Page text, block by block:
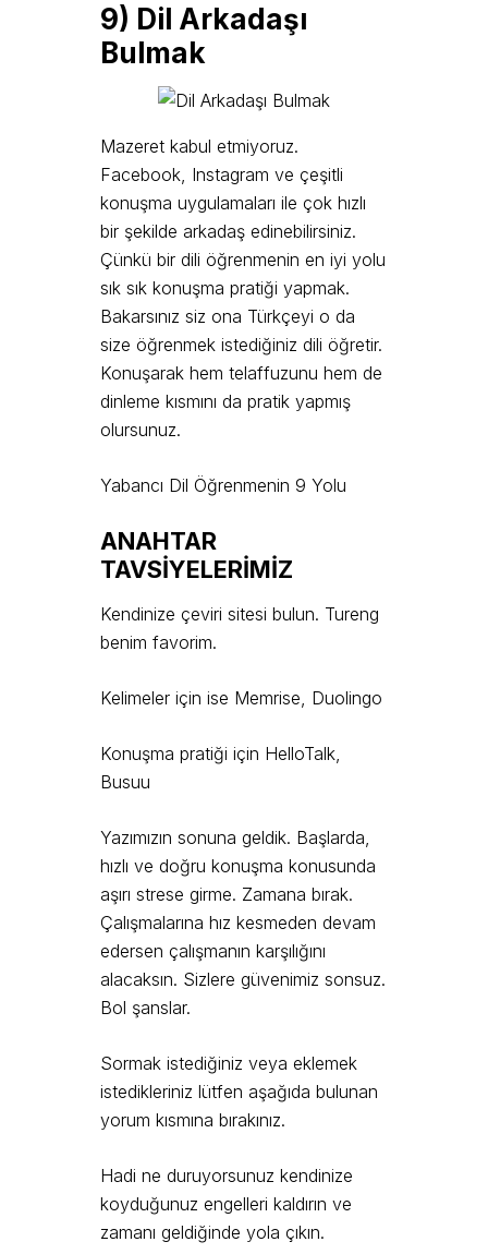
9) Dil Arkadaşı
Bulmak
Mazeret kabul etmiyoruz.
Facebook, Instagram ve çeşitli
konuşma uygulamaları ile çok hızlı
bir şekilde arkadaş edinebilirsiniz.
Çünkü bir dili öğrenmenin en iyi yolu
sık sık konuşma pratiği yapmak.
Bakarsınız siz ona Türkçeyi o da
size öğrenmek istediğiniz dili öğretir.
Konuşarak hem telaffuzunu hem de
dinleme kısmını da pratik yapmış
olursunuz.
Yabancı Dil Öğrenmenin 9 Yolu
ANAHTAR
TAVSİYELERİMİZ
Kendinize çeviri sitesi bulun. Tureng
benim favorim.
Kelimeler için ise Memrise, Duolingo
Konuşma pratiği için HelloTalk,
Busuu
Yazımızın sonuna geldik. Başlarda,
hızlı ve doğru konuşma konusunda
aşırı strese girme. Zamana bırak.
Çalışmalarına hız kesmeden devam
edersen çalışmanın karşılığını
alacaksın. Sizlere güvenimiz sonsuz.
Bol şanslar.
Sormak istediğiniz veya eklemek
istedikleriniz lütfen aşağıda bulunan
yorum kısmına bırakınız.
Hadi ne duruyorsunuz kendinize
koyduğunuz engelleri kaldırın ve
zamanı geldiğinde yola çıkın.